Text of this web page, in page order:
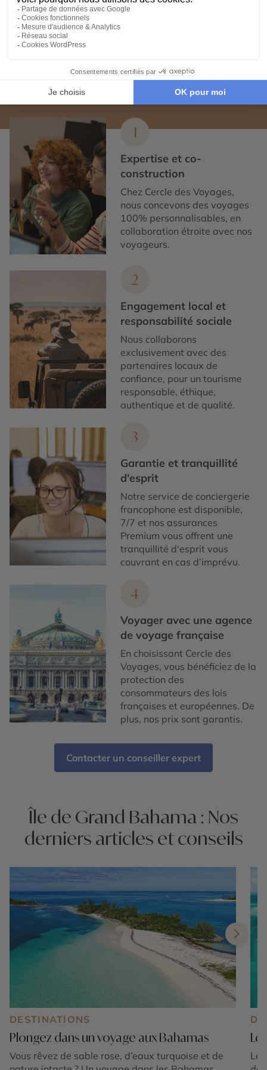
aux Bahamas
Expertise et co-construction
1
Expertise et co-
construction
Chez Cercle des Voyages,
nous concevons des voyages
100% personnalisables, en
collaboration étroite avec nos
voyageurs.
2
Engagement local et
responsabilité sociale
Nous collaborons
exclusivement avec des
partenaires locaux de
confiance, pour un tourisme
responsable, éthique,
authentique et de qualité.
3
Garantie et tranquillité
d'esprit
Notre service de conciergerie
francophone est disponible,
7/7 et nos assurances
Premium vous offrent une
tranquillité d'esprit vous
couvrant en cas d’imprévu.
4
Voyager avec une agence
de voyage française
En choisissant Cercle des
Voyages, vous bénéficiez de la
protection des
consommateurs des lois
françaises et européennes. De
plus, nos prix sont garantis.
Contacter un conseiller expert
Île de Grand Bahama : Nos
derniers articles et conseils
DESTINATIONS
Plongez dans un voyage aux Bahamas
Vous rêvez de sable rose, d’eaux turquoise et de